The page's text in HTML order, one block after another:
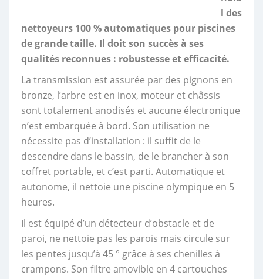
l des
nettoyeurs 100 % automatiques pour piscines
de grande taille. Il doit son succès à ses
qualités reconnues : robustesse et efficacité.
La transmission est assurée par des pignons en
bronze, l’arbre est en inox, moteur et châssis
sont totalement anodisés et aucune électronique
n’est embarquée à bord. Son utilisation ne
nécessite pas d’installation : il suffit de le
descendre dans le bassin, de le brancher à son
coffret portable, et c’est parti. Automatique et
autonome, il nettoie une piscine olympique en 5
heures.
Il est équipé d’un détecteur d’obstacle et de
paroi, ne nettoie pas les parois mais circule sur
les pentes jusqu’à 45 ° grâce à ses chenilles à
crampons. Son filtre amovible en 4 cartouches